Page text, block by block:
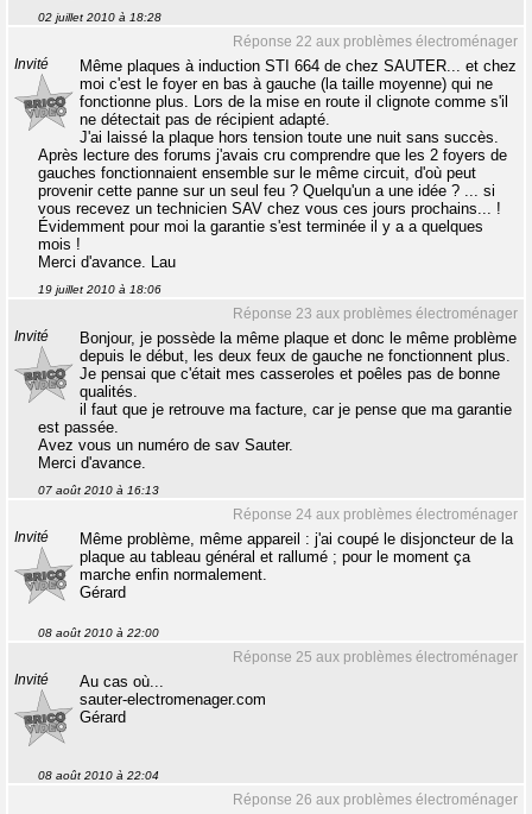
02 juillet 2010 à 18:28
Réponse 22 aux problèmes électroménager
Invité
Même plaques à induction STI 664 de chez SAUTER... et chez
moi c'est le foyer en bas à gauche (la taille moyenne) qui ne
fonctionne plus. Lors de la mise en route il clignote comme s'il
ne détectait pas de récipient adapté.
J'ai laissé la plaque hors tension toute une nuit sans succès.
Après lecture des forums j'avais cru comprendre que les 2 foyers de
gauches fonctionnaient ensemble sur le même circuit, d'où peut
provenir cette panne sur un seul feu ? Quelqu'un a une idée ? ... si
vous recevez un technicien SAV chez vous ces jours prochains... !
Évidemment pour moi la garantie s'est terminée il y a a quelques
mois !
Merci d'avance. Lau
19 juillet 2010 à 18:06
Réponse 23 aux problèmes électroménager
Invité
Bonjour, je possède la même plaque et donc le même problème
depuis le début, les deux feux de gauche ne fonctionnent plus.
Je pensai que c'était mes casseroles et poêles pas de bonne
qualités.
il faut que je retrouve ma facture, car je pense que ma garantie
est passée.
Avez vous un numéro de sav Sauter.
Merci d'avance.
07 août 2010 à 16:13
Réponse 24 aux problèmes électroménager
Invité
Même problème, même appareil : j'ai coupé le disjoncteur de la
plaque au tableau général et rallumé ; pour le moment ça
marche enfin normalement.
Gérard
08 août 2010 à 22:00
Réponse 25 aux problèmes électroménager
Invité
Au cas où...
sauter-electromenager.com
Gérard
08 août 2010 à 22:04
Réponse 26 aux problèmes électroménager